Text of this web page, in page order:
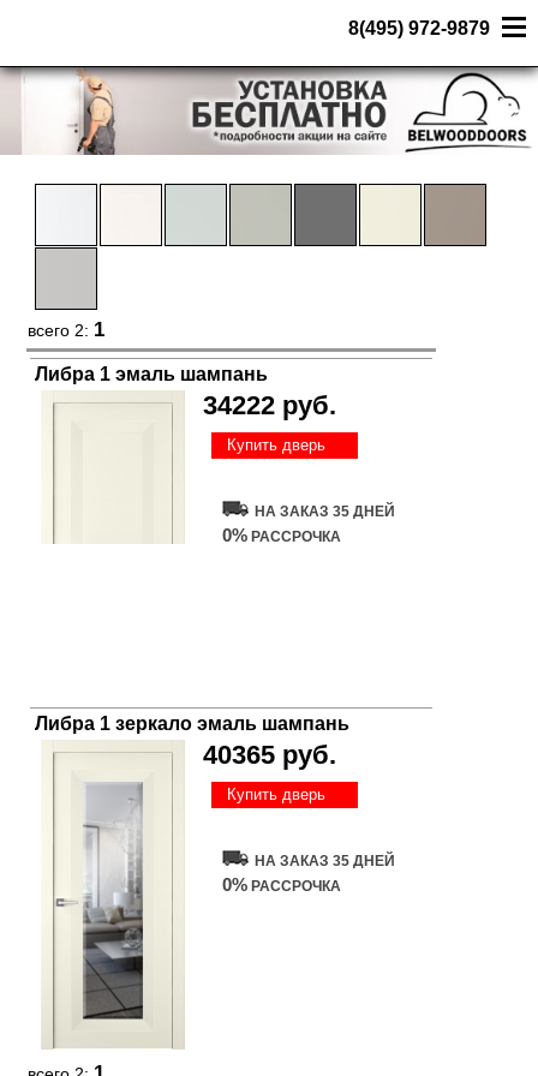
8(495) 972-9879
всего 2: 1
Либра 1 эмаль шампань
34222 руб.
Купить дверь
НА ЗАКАЗ 35 ДНЕЙ
0% РАССРОЧКА
Либра 1 зеркало эмаль шампань
40365 руб.
Купить дверь
НА ЗАКАЗ 35 ДНЕЙ
0% РАССРОЧКА